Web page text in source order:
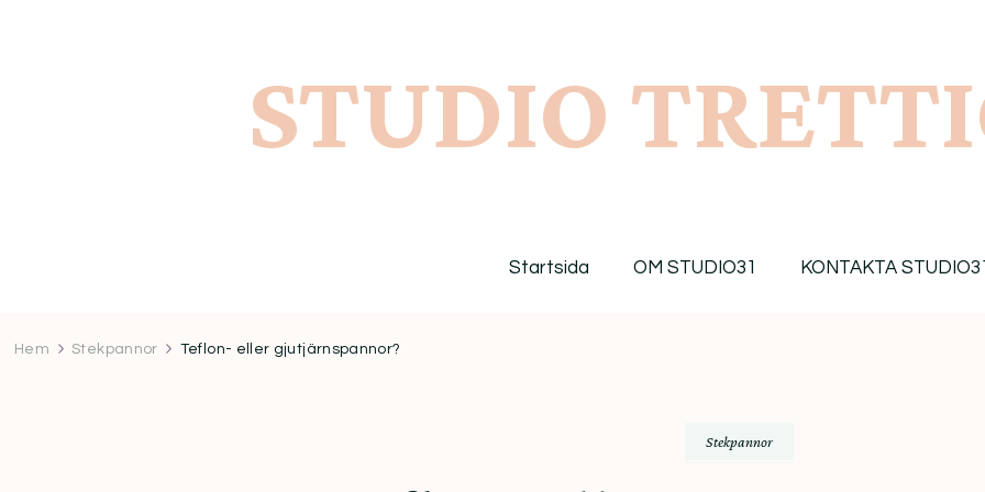
STUDIO
Startsida OM STUDIO31 KONTAKTA STUDIO31
Hem Stekpannor Teflon- eller gjutjärnspannor?
Stekpannor